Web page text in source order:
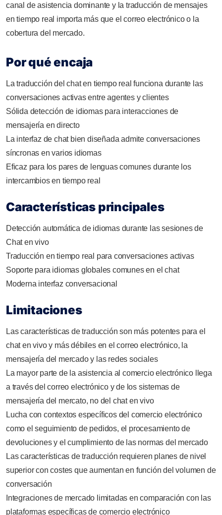
canal de asistencia dominante y la traducción de mensajes
en tiempo real importa más que el correo electrónico o la
cobertura del mercado.
Por qué encaja
La traducción del chat en tiempo real funciona durante las
conversaciones activas entre agentes y clientes
Sólida detección de idiomas para interacciones de
mensajería en directo
La interfaz de chat bien diseñada admite conversaciones
síncronas en varios idiomas
Eficaz para los pares de lenguas comunes durante los
intercambios en tiempo real
Características principales
Detección automática de idiomas durante las sesiones de
Chat en vivo
Traducción en tiempo real para conversaciones activas
Soporte para idiomas globales comunes en el chat
Moderna interfaz conversacional
Limitaciones
Las características de traducción son más potentes para el
chat en vivo y más débiles en el correo electrónico, la
mensajería del mercado y las redes sociales
La mayor parte de la asistencia al comercio electrónico llega
a través del correo electrónico y de los sistemas de
mensajería del mercato, no del chat en vivo
Lucha con contextos específicos del comercio electrónico
como el seguimiento de pedidos, el procesamiento de
devoluciones y el cumplimiento de las normas del mercado
Las características de traducción requieren planes de nivel
superior con costes que aumentan en función del volumen de
conversación
Integraciones de mercado limitadas en comparación con las
plataformas específicas de comercio electrónico